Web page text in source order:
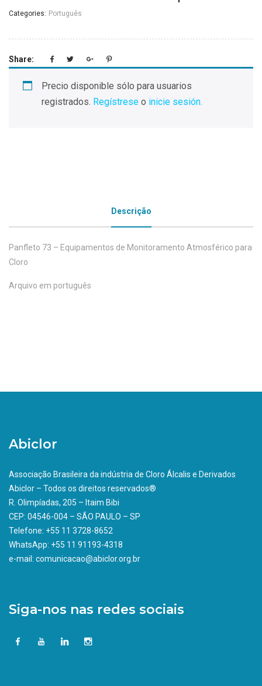
Categories: Português
Share:
Precio disponible sólo para usuarios
registrados. Regístrese o inicie sesión.
Descrição
Panfleto 73 – Equipamentos de Monitoramento Atmosférico para
Cloro
Arquivo em português
Abiclor
Associação Brasileira da indústria de Cloro Álcalis e Derivados
Abiclor – Todos os direitos reservados®
R. Olimpíadas, 205 – Itaim Bibi
CEP: 04546-004 – SÃO PAULO – SP
Telefone: +55 11 3728-8652
WhatsApp: +55 11 91193-4318
e-mail: comunicacao@abiclor.org.br
Siga-nos nas redes sociais